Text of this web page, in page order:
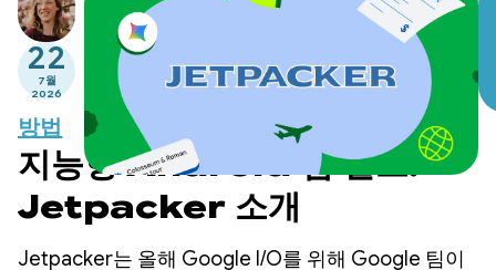
22
7월
2026
방법
지능형 Android 앱 빌드:
Jetpacker 소개
Jetpacker는 올해 Google I/O를 위해 Google 팀이